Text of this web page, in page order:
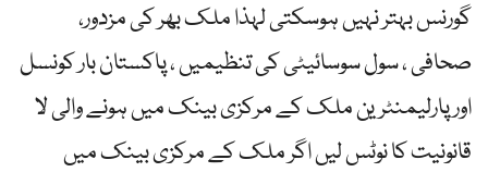
گورنس بہتر نہیں ہوسکتی لہذا ملک بھر کی مزدور،
صحافی ، سول سوسائیٹی کی تنظیمیں ، پاکستان بار کونسل
اور پارلیمنٹرین ملک کے مرکزی بینک میں ہونے والی لا
قانونیت کا نوٹس لیں اگر ملک کے مرکزی بینک میں